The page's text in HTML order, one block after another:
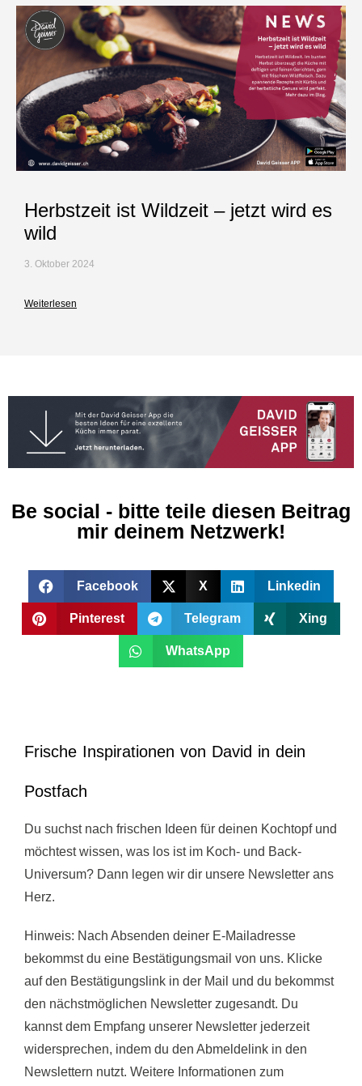
Herbstzeit ist Wildzeit – jetzt wird es
wild
3. Oktober 2024
Weiterlesen
Be social - bitte teile diesen Beitrag
mir deinem Netzwerk!
Facebook X Linkedin
Pinterest Telegram Xing
WhatsApp
Frische Inspirationen von David in dein
Postfach
Du suchst nach frischen Ideen für deinen Kochtopf und
möchtest wissen, was los ist im Koch- und Back-
Universum? Dann legen wir dir unsere Newsletter ans
Herz.
Hinweis: Nach Absenden deiner E-Mailadresse
bekommst du eine Bestätigungsmail von uns. Klicke
auf den Bestätigungslink in der Mail und du bekommst
den nächstmöglichen Newsletter zugesandt. Du
kannst dem Empfang unserer Newsletter jederzeit
widersprechen, indem du den Abmeldelink in den
Newslettern nutzt. Weitere Informationen zum